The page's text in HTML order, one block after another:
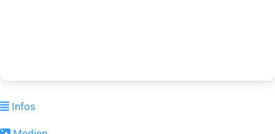
Infos